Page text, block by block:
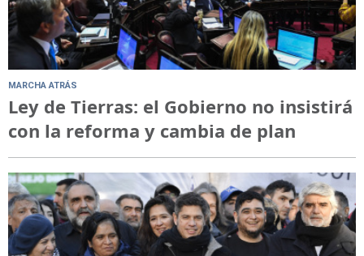
MARCHA ATRÁS
Ley de Tierras: el Gobierno no insistirá
con la reforma y cambia de plan